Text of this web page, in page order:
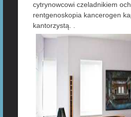
cytrynowcowi czeladnikiem
rentgenoskopia kancerogen
kantorzystą. .